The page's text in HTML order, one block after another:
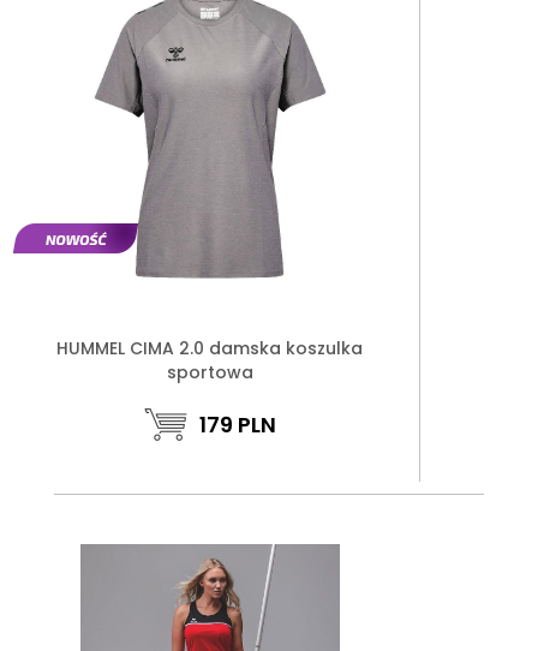
HUMMEL CIMA 2.0 damska koszulka
sportowa
179 PLN